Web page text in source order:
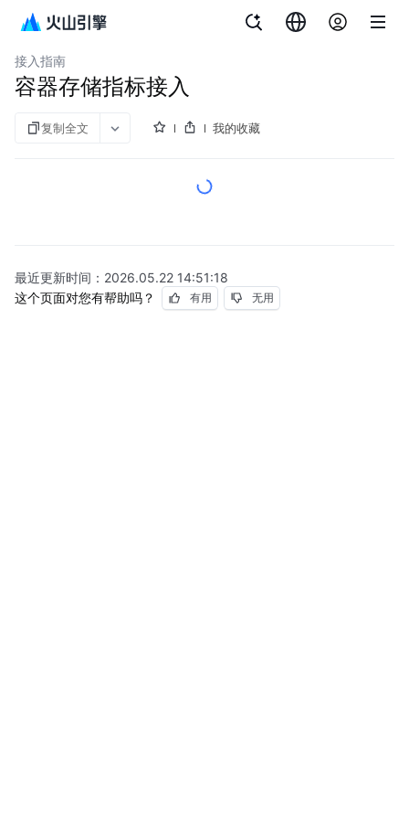
托管 Prometheus
接入指南
容器存储指标接入
复制全文 我的收藏
最近更新时间： 2026.05.22 14:51:18
这个页面对您有帮助吗？
有用 无用